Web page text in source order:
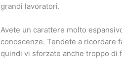
grandi lavoratori.
Avete un carattere molto
conoscenze. Tendete a ricordare
quindi vi sforzate anche troppo di